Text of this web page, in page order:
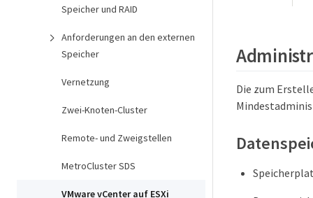
Speicher und RAID
Anforderungen an den externen
Speicher
Vernetzung
Zwei-Knoten-Cluster
Remote- und Zweigstellen
MetroCluster SDS
VMware vCenter auf ESXi
Die zum